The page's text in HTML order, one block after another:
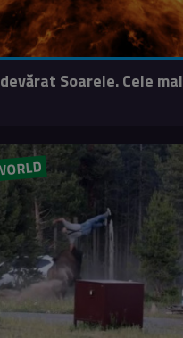
Soarele. Cele mai